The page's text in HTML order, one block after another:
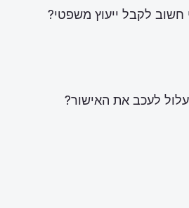
חשוב לקבל ייעוץ משפטי?